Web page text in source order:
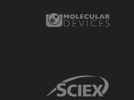
Molecular
Sciex Link